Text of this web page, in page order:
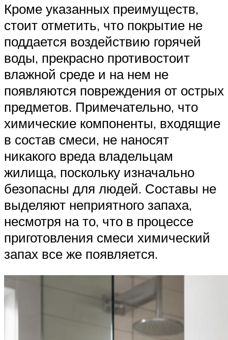
Кроме указанных преимуществ,
стоит отметить, что покрытие не
поддается воздействию горячей
воды, прекрасно противостоит
влажной среде и на нем не
появляются повреждения от острых
предметов. Примечательно, что
химические компоненты, входящие
в состав смеси, не наносят
никакого вреда владельцам
жилища, поскольку изначально
безопасны для людей. Составы не
выделяют неприятного запаха,
несмотря на то, что в процессе
приготовления смеси химический
запах все же появляется.